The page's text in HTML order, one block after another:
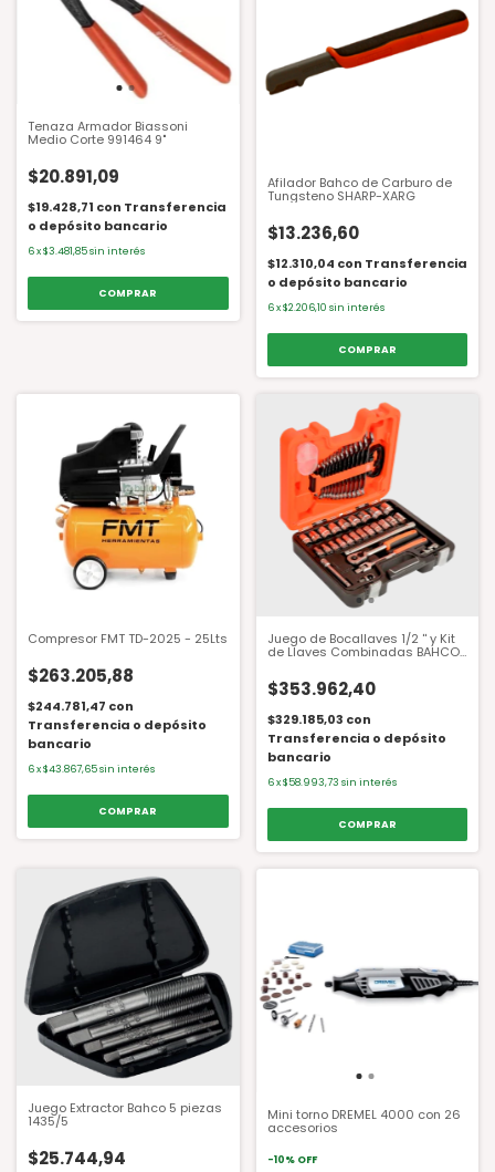
Tenaza Armador Biassoni
Medio Corte 991464 9"
$20.891,09
$19.428,71 con Transferencia
o depósito bancario
6x$3.481,85sin interés
Afilador Bahco de Carburo de
Tungsteno SHARP-XARG
$13.236,60
$12.310,04 con Transferencia
o depósito bancario
6 x$2.206,10 sin interés
Compresor FMT TD-2025 - 25Lts
$263.205,88
$244.781,47 con
Transferencia o depósito
bancario
6x$43.867,65sin interés
Juego de Bocallaves 1/2 '' y Kit
de Llaves Combinadas BAHCO
$353.962,40
$329.185,03 con
Transferencia o depósito
bancario
6 x$58.993,73 sin interés
Juego Extractor Bahco 5 piezas
1435/5
$25.744,94
Mini torno DREMEL 4000 con 26
accesorios
-10% OFF